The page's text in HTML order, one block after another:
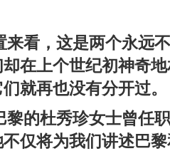
来看，这是两个永远
在上个世纪初神奇
就再也没有分开过。
黎的杜秀珍女士曾任
不仅将为我们讲述巴